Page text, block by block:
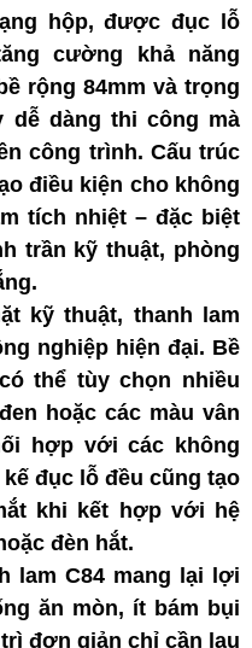
hộp, được đục lỗ
cường khả năng
rộng 84mm và trọng
dễ dàng thi công mà
công trình. Cấu trúc
điều kiện cho không
tích nhiệt – đặc biệt
trần kỹ thuật, phòng
kỹ thuật, thanh lam
nghiệp hiện đại. Bề
thể tùy chọn nhiều
hoặc các màu vân
hợp với các không
đục lỗ đều cũng tạo
khi kết hợp với hệ
đèn hắt.
lam C84 mang lại lợi
ăn mòn, ít bám bụi
đơn giản chỉ cần lau